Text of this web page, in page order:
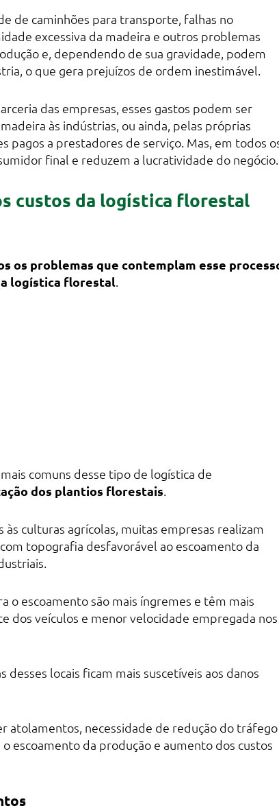
de caminhões para transporte, falhas no
excessiva da madeira e outros problemas
e, dependendo de sua gravidade, podem
o que gera prejuízos de ordem inestimável.
das empresas, esses gastos podem ser
às indústrias, ou ainda, pelas próprias
pagos a prestadores de serviço. Mas, em todos
final e reduzem a lucratividade do negócio.
custos da logística florestal
os problemas que contemplam esse
logística florestal.
comuns desse tipo de logística de
dos plantios florestais.
culturas agrícolas, muitas empresas realizam
topografia desfavorável ao escoamento da
o escoamento são mais íngremes e têm mais
dos veículos e menor velocidade empregada nos
locais ficam mais suscetíveis aos danos
atolamentos, necessidade de redução do tráfego
escoamento da produção e aumento dos custos